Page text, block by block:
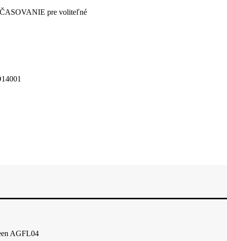
pre voliteľné
AGFL04